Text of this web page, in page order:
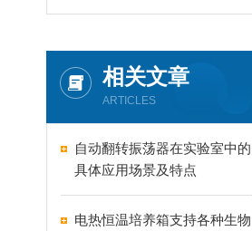
相关文章
ARTICLES
自动翻转振荡器在实验室中的
具体应用场景及特点
电热恒温培养箱支持各种生物